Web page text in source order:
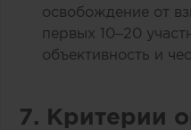
освобождение от
первых 10–20
объективность и
7. Критерии